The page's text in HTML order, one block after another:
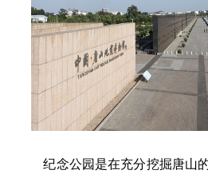
纪念公园是在充分挖掘唐山